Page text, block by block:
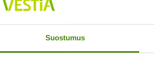
Suostumus